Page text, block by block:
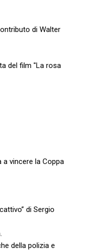
di Walter
del film "La rosa
vincere la Coppa
di Sergio
della polizia e